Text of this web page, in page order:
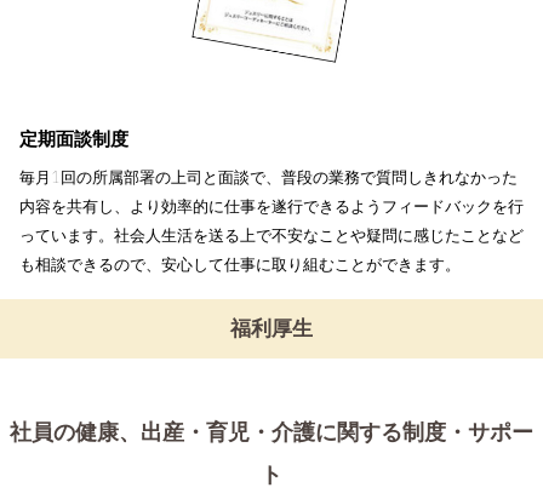
定期面談制度
毎月1回の所属部署の上司と面談で、普段の業務で質問しきれなかった
内容を共有し、より効率的に仕事を遂行できるようフィードバックを行
っています。社会人生活を送る上で不安なことや疑問に感じたことなど
も相談できるので、安心して仕事に取り組むことができます。
福利厚生
社員の健康、出産・育児・介護に関する制度・サポー
ト